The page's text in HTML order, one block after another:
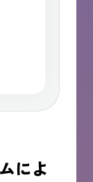
によ